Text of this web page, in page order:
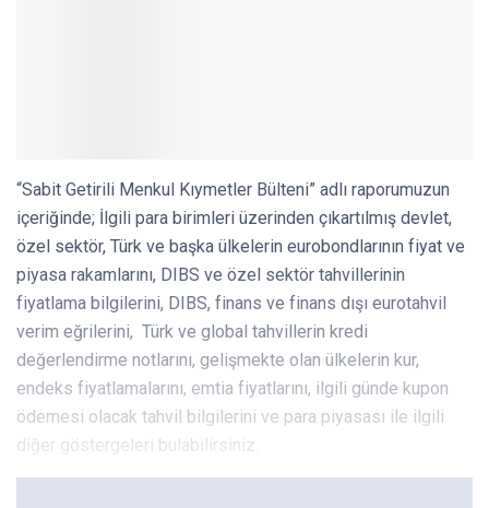
“Sabit Getirili Menkul Kıymetler Bülteni” adlı raporumuzun
içeriğinde; İlgili para birimleri üzerinden çıkartılmış devlet,
özel sektör, Türk ve başka ülkelerin eurobondlarının fiyat ve
piyasa rakamlarını, DIBS ve özel sektör tahvillerinin
fiyatlama bilgilerini, DIBS, finans ve finans dışı eurotahvil
verim eğrilerini, Türk ve global tahvillerin kredi
değerlendirme notlarını, gelişmekte olan ülkelerin kur,
endeks fiyatlamalarını, emtia fiyatlarını, ilgili günde kupon
ödemesi olacak tahvil bilgilerini ve para piyasası ile ilgili
diğer göstergeleri bulabilirsiniz.